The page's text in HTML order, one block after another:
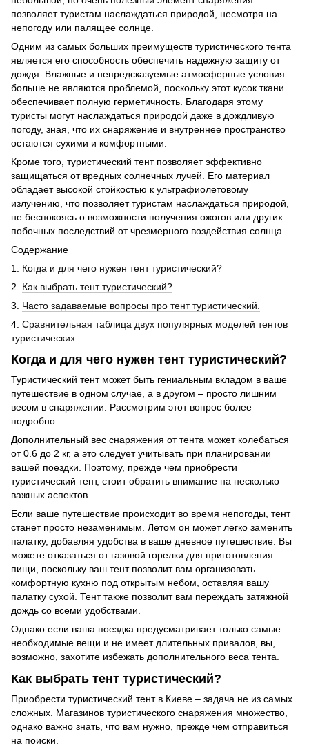
позволяет туристам наслаждаться природой, несмотря на
непогоду или палящее солнце.
Одним из самых больших преимуществ туристического тента
является его способность обеспечить надежную защиту от
дождя. Влажные и непредсказуемые атмосферные условия
больше не являются проблемой, поскольку этот кусок ткани
обеспечивает полную герметичность. Благодаря этому
туристы могут наслаждаться природой даже в дождливую
погоду, зная, что их снаряжение и внутреннее пространство
остаются сухими и комфортными.
Кроме того, туристический тент позволяет эффективно
защищаться от вредных солнечных лучей. Его материал
обладает высокой стойкостью к ультрафиолетовому
излучению, что позволяет туристам наслаждаться природой,
не беспокоясь о возможности получения ожогов или других
побочных последствий от чрезмерного воздействия солнца.
Cодержание
1. Когда и для чего нужен тент туристический?
2. Как выбрать тент туристический?
3. Часто задаваемые вопросы про тент туристический.
4. Сравнительная таблица двух популярных моделей тентов
туристических.
Когда и для чего нужен тент туристический?
Туристический тент может быть гениальным вкладом в ваше
путешествие в одном случае, а в другом – просто лишним
весом в снаряжении. Рассмотрим этот вопрос более
подробно.
Дополнительный вес снаряжения от тента может колебаться
от 0.6 до 2 кг, а это следует учитывать при планировании
вашей поездки. Поэтому, прежде чем приобрести
туристический тент, стоит обратить внимание на несколько
важных аспектов.
Если ваше путешествие происходит во время непогоды, тент
станет просто незаменимым. Летом он может легко заменить
палатку, добавляя удобства в ваше дневное путешествие. Вы
можете отказаться от газовой горелки для приготовления
пищи, поскольку ваш тент позволит вам организовать
комфортную кухню под открытым небом, оставляя вашу
палатку сухой. Тент также позволит вам переждать затяжной
дождь со всеми удобствами.
Однако если ваша поездка предусматривает только самые
необходимые вещи и не имеет длительных привалов, вы,
возможно, захотите избежать дополнительного веса тента.
Как выбрать тент туристический?
Приобрести туристический тент в Киеве – задача не из самых
сложных. Магазинов туристического снаряжения множество,
однако важно знать, что вам нужно, прежде чем отправиться
на поиски.